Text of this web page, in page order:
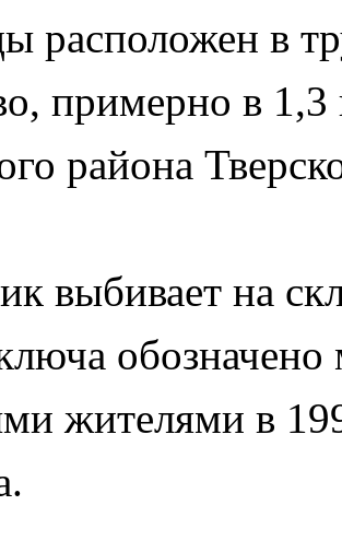
расположен в
примерно в
района
выбивает на
обозначено
жителями в